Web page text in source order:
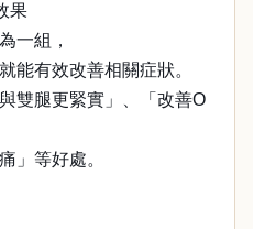
果
一組，
能有效改善相關症狀。
雙腿更緊實」、「改善O
」等好處。